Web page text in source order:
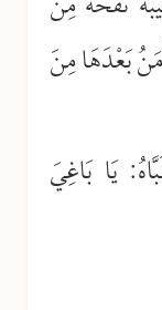
بَعْدَهَا مِنَ
يَا بَاغِيَ